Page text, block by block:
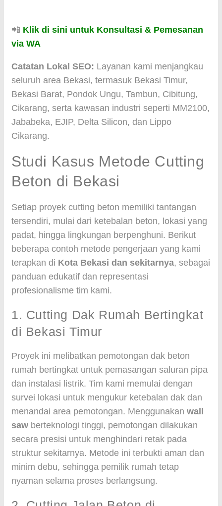
📲 Klik di sini untuk Konsultasi & Pemesanan
via WA
Catatan Lokal SEO: Layanan kami menjangkau
seluruh area Bekasi, termasuk Bekasi Timur,
Bekasi Barat, Pondok Ungu, Tambun, Cibitung,
Cikarang, serta kawasan industri seperti MM2100,
Jababeka, EJIP, Delta Silicon, dan Lippo
Cikarang.
Studi Kasus Metode Cutting
Beton di Bekasi
Setiap proyek cutting beton memiliki tantangan
tersendiri, mulai dari ketebalan beton, lokasi yang
padat, hingga lingkungan berpenghuni. Berikut
beberapa contoh metode pengerjaan yang kami
terapkan di Kota Bekasi dan sekitarnya, sebagai
panduan edukatif dan representasi
profesionalisme tim kami.
1. Cutting Dak Rumah Bertingkat
di Bekasi Timur
Proyek ini melibatkan pemotongan dak beton
rumah bertingkat untuk pemasangan saluran pipa
dan instalasi listrik. Tim kami memulai dengan
survei lokasi untuk mengukur ketebalan dak dan
menandai area pemotongan. Menggunakan wall
saw berteknologi tinggi, pemotongan dilakukan
secara presisi untuk menghindari retak pada
struktur sekitarnya. Metode ini terbukti aman dan
minim debu, sehingga pemilik rumah tetap
nyaman selama proses berlangsung.